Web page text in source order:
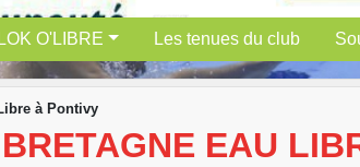
LOK O'LIBRE Les tenues du club
à Pontivy
EAU